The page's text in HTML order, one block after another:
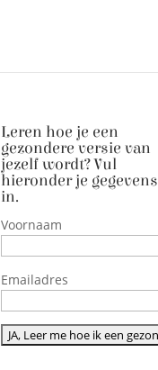
Leren hoe je een
gezondere versie van
jezelf wordt? Vul
hieronder je gegevens
in.
Voornaam
Emailadres